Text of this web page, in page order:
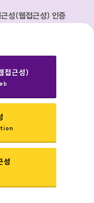
성(웹접근성) 인증
접근성)
성